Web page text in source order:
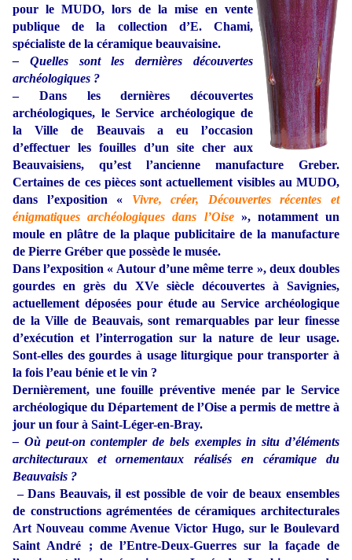
pour le MUDO, lors de la mise en vente
publique de la collection d’E. Chami,
spécialiste de la céramique beauvaisine.
– Quelles sont les dernières découvertes
archéologiques ?
– Dans les dernières découvertes
archéologiques, le Service archéologique de
la Ville de Beauvais a eu l’occasion
d’effectuer les fouilles d’un site cher aux
Beauvaisiens, qu’est l’ancienne manufacture Greber.
Certaines de ces pièces sont actuellement visibles au MUDO,
dans l’exposition « Vivre, créer, Découvertes récentes et
énigmatiques archéologiques dans l’Oise», notamment un
moule en plâtre de la plaque publicitaire de la manufacture
de Pierre Gréber que possède le musée.
Dans l’exposition « Autour d’une même terre », deux doubles
gourdes en grès du XVe siècle découvertes à Savignies,
actuellement déposées pour étude au Service archéologique
de la Ville de Beauvais, sont remarquables par leur finesse
d’exécution et l’interrogation sur la nature de leur usage.
Sont-elles des gourdes à usage liturgique pour transporter à
la fois l’eau bénie et le vin ?
Dernièrement, une fouille préventive menée par le Service
archéologique du Département de l’Oise a permis de mettre à
jour un four à Saint-Léger-en-Bray.
– Où peut-on contempler de bels exemples in situ d’éléments
architecturaux et ornementaux réalisés en céramique du
Beauvaisis ?
–Dans Beauvais, il est possible de voir de beaux ensembles
de constructions agrémentées de céramiques architecturales
Art Nouveau comme Avenue Victor Hugo, sur le Boulevard
Saint André ; de l’Entre-Deux-Guerres sur la façade de